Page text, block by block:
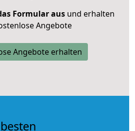
Formular ausund erhalten
Angebote
Angebote erhalten